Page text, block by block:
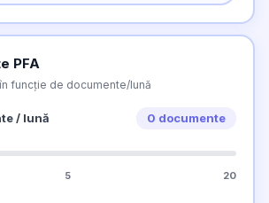
PFA
funcție de documente/lună
/ lună 0 documente
5 20